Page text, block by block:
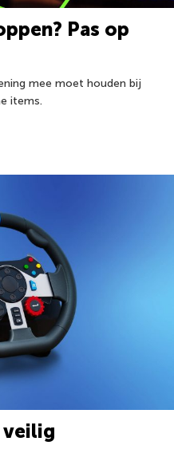
Pas op
mee moet houden bij
items.
veilig